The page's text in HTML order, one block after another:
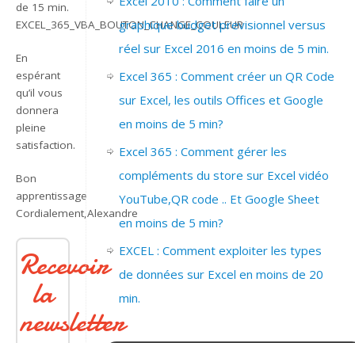
de 15 min.
EXCEL_365_VBA_BOUTON_CHANGE_COULEUR
En
espérant
qu’il vous
donnera
pleine
satisfaction.
Bon
apprentissage
Cordialement,Alexandre
Recevoir
la
newsletter
graphique budget previsionnel versus
réel sur Excel 2016 en moins de 5 min.
Excel 365 : Comment créer un QR Code
sur Excel, les outils Offices et Google
en moins de 5 min?
Excel 365 : Comment gérer les
compléments du store sur Excel vidéo
YouTube,QR code .. Et Google Sheet
en moins de 5 min?
EXCEL : Comment exploiter les types
de données sur Excel en moins de 20
min.